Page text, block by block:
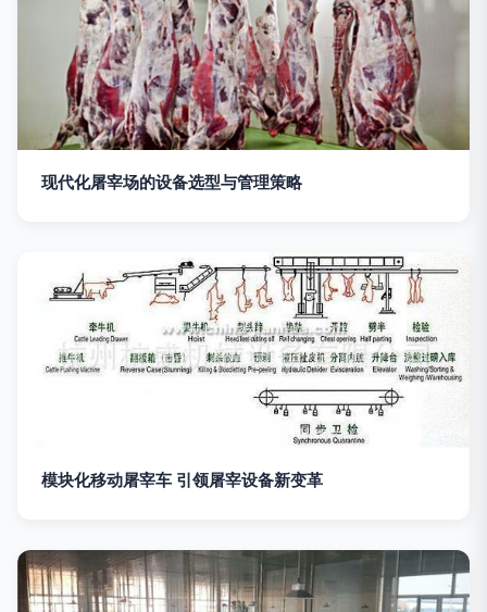
现代化屠宰场的设备选型与管理策略
模块化移动屠宰车 引领屠宰设备新变革